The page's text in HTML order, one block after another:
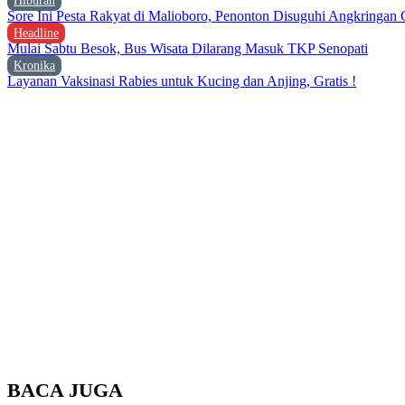
Sore Ini Pesta Rakyat di Malioboro, Penonton Disuguhi Angkringan
Headline
Mulai Sabtu Besok, Bus Wisata Dilarang Masuk TKP Senopati
Kronika
Layanan Vaksinasi Rabies untuk Kucing dan Anjing, Gratis !
BACA JUGA